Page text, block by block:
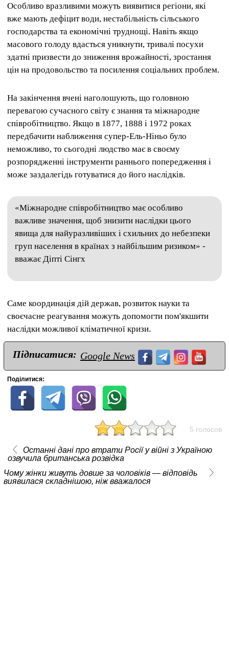
Особливо вразливими можуть виявитися регіони, які
вже мають дефіцит води, нестабільність сільського
господарства та економічні труднощі. Навіть якщо
масового голоду вдасться уникнути, тривалі посухи
здатні призвести до зниження врожайності, зростання
цін на продовольство та посилення соціальних проблем.
На закінчення вчені наголошують, що головною
перевагою сучасного світу є знання та міжнародне
співробітництво. Якщо в 1877, 1888 і 1972 роках
передбачити наближення супер-Ель-Ніньо було
неможливо, то сьогодні людство має в своєму
розпорядженні інструменти раннього попередження і
може заздалегідь готуватися до його наслідків.
«Міжнародне співробітництво має особливо
важливе значення, щоб знизити наслідки цього
явища для найуразливіших і схильних до небезпеки
груп населення в країнах з найбільшим ризиком» -
вважає Діпті Сінгх
Саме координація дій держав, розвиток науки та
своєчасне реагування можуть допомогти пом'якшити
наслідки можливої ​​кліматичної кризи.
Підписатися: Google News
Поділитися:
5 голосов
Останні дані про втрати Росії у війні з Україною
озвучила британська розвідка
Чому жінки живуть довше за чоловіків — відповідь
виявилася складнішою, ніж вважалося